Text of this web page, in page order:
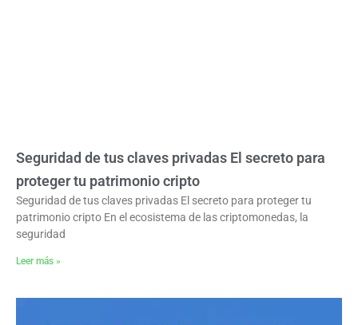
Seguridad de tus claves privadas El secreto para
proteger tu patrimonio cripto
Seguridad de tus claves privadas El secreto para proteger tu
patrimonio cripto En el ecosistema de las criptomonedas, la
seguridad
Leer más »